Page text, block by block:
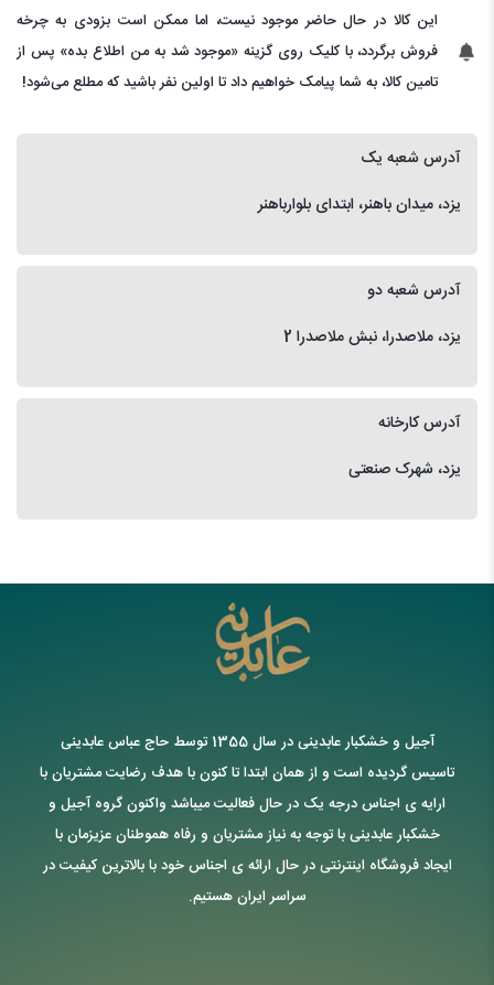
این کالا در حال حاضر موجود نیست، اما ممکن است بزودی به چرخه
فروش برگردد، با کلیک روی گزینه «موجود شد به من اطلاع بده» پس از
تامین کالا، به شما پیامک خواهیم داد تا اولین نفر باشید که مطلع می‌شود!
آدرس شعبه یک
یزد، میدان باهنر، ابتدای بلوارباهنر
آدرس شعبه دو
یزد، ملاصدرا، نبش ملاصدرا 2
آدرس کارخانه
یزد، شهرک صنعتی
آجیل و خشکبار عابدینی در سال 1355 توسط حاج عباس عابدینی
تاسیس گردیده است و از همان ابتدا تا کنون با هدف رضایت مشتریان با
ارایه ی اجناس درجه یک در حال فعالیت میباشد واکنون گروه آجیل و
خشکبار عابدینی با توجه به نیاز مشتریان و رفاه هموطنان عزیزمان با
ایجاد فروشگاه اینترنتی در حال ارائه ی اجناس خود با بالاترین کیفیت در
سراسر ایران هستیم.